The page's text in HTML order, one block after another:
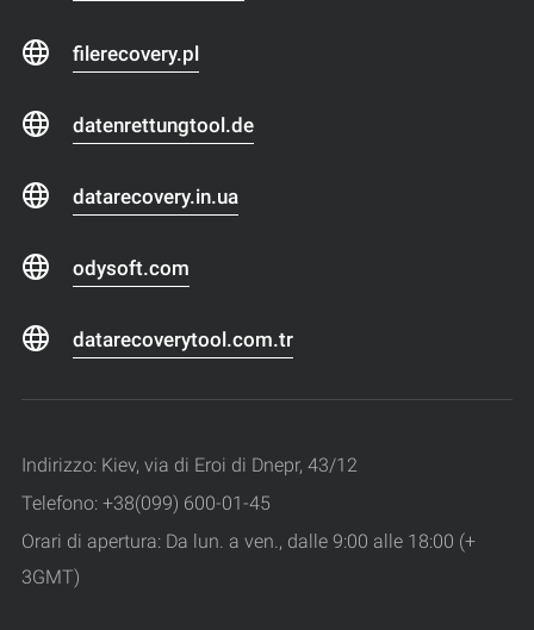
filerecovery.pl
datenrettungtool.de
datarecovery.in.ua
odysoft.com
datarecoverytool.com.tr
Indirizzo: Kiev, via di Eroi di Dnepr, 43/12
Telefono: +38(099) 600-01-45
Orari di apertura: Da lun. a ven., dalle 9:00 alle 18:00 (+
3GMT)